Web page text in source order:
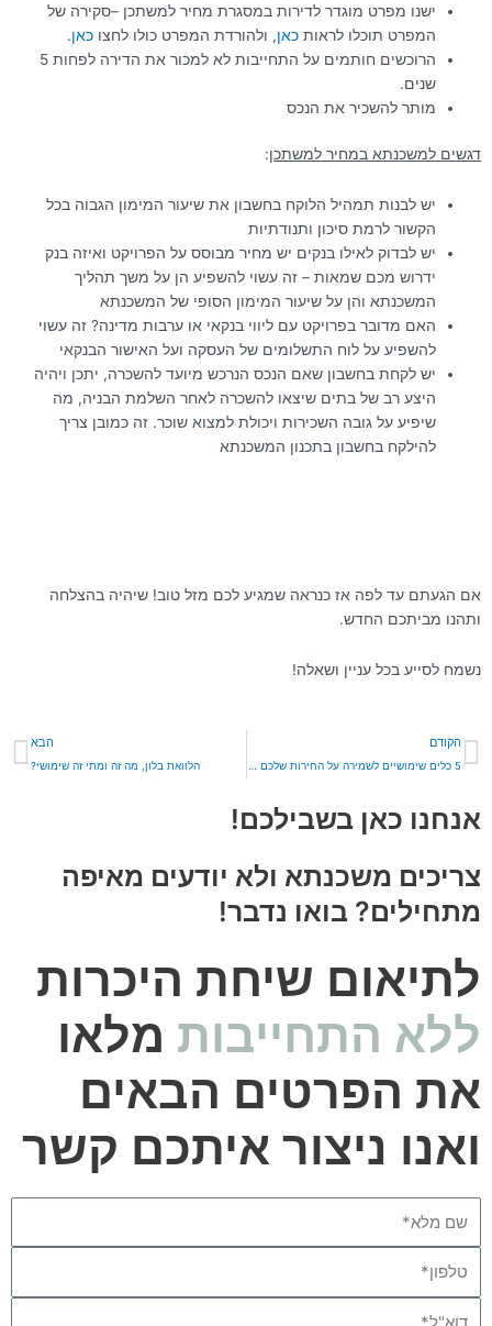
ישנו מפרט מוגדר לדירות במסגרת מחיר למשתכן –סקירה של
המפרט תוכלו לראותכאן, ולהורדת המפרט כולו לחצוכאן.
הרוכשים חותמים על התחייבות לא למכור את הדירה לפחות 5
שנים.
מותר להשכיר את הנכס
דגשים למשכנתא במחיר למשתכן:
יש לבנות תמהיל הלוקח בחשבון את שיעור המימון הגבוה בכל
הקשור לרמת סיכון ותנודתיות
יש לבדוק לאילו בנקים יש מחיר מבוסס על הפרויקט ואיזה בנק
ידרוש מכם שמאות – זה עשוי להשפיע הן על משך תהליך
המשכנתא והן על שיעור המימון הסופי של המשכנתא
האם מדובר בפרויקט עם ליווי בנקאי או ערבות מדינה? זה עשוי
להשפיע על לוח התשלומים של העסקה ועל האישור הבנקאי
יש לקחת בחשבון שאם הנכס הנרכש מיועד להשכרה, יתכן ויהיה
היצע רב של בתים שיצאו להשכרה לאחר השלמת הבניה, מה
שיפיע על גובה השכירות ויכולת למצוא שוכר. זה כמובן צריך
להילקח בחשבון בתכנון המשכנתא
אם הגעתם עד לפה אז כנראה שמגיע לכם מזל טוב! שיהיה בהצלחה
ותהנו מביתכם החדש.
נשמח לסייע בכל עניין ושאלה!
קודם
הקודם הבא
הלוואת בלון, מה זה ומתי זה שימושי?
אנחנו כאן בשבילכם!
צריכים משכנתא ולא יודעים מאיפה
מתחילים? בואו נדבר!
לתיאום שיחת היכרות
ללא התחייבות מלאו
את הפרטים הבאים
ואנו ניצור איתכם קשר